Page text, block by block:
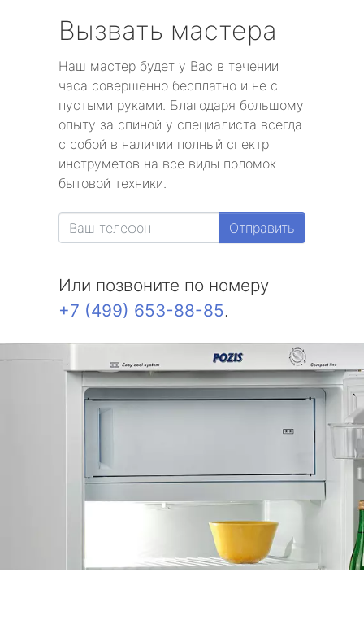
Вызвать мастера
Наш мастер будет у Вас в течении
часа совершенно бесплатно и не с
пустыми руками. Благодаря большому
опыту за спиной у специалиста всегда
с собой в наличии полный спектр
инструметов на все виды поломок
бытовой техники.
Отправить
Или позвоните по номеру
+7 (499) 653-88-85.